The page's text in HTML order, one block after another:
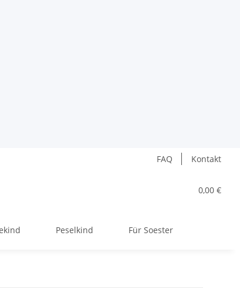
FAQ Kontakt
0,00 €
Peselkind Für Soester